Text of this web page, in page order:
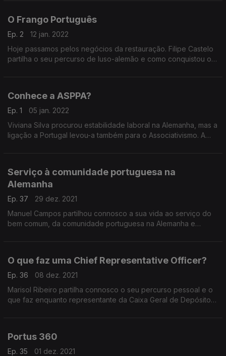
O Frango Português
Ep. 2
12 jan. 2022
Hoje passamos pelos negócios da restauração. Filipe Castelo
partilha o seu percurso de luso-alemão e como conquistou o
Conhece a ASPPA?
Ep. 1
05 jan. 2022
Viviana Silva procurou estabilidade laboral na Alemanha, mas a
ligação a Portugal levou-a também para o Associativismo. A
Serviço à comunidade portuguesa na
Alemanha
Ep. 37
29 dez. 2021
Manuel Campos partilhou connosco a sua vida ao serviço do
bem comum, da comunidade portuguesa na Alemanha e
O que faz uma Chief Representative Officer?
Ep. 36
08 dez. 2021
Marisol Ribeiro partilha connosco o seu percurso pessoal e o
que faz enquanto representante da Caixa Geral de Depósitos
Portus 360
Ep. 35
01 dez. 2021